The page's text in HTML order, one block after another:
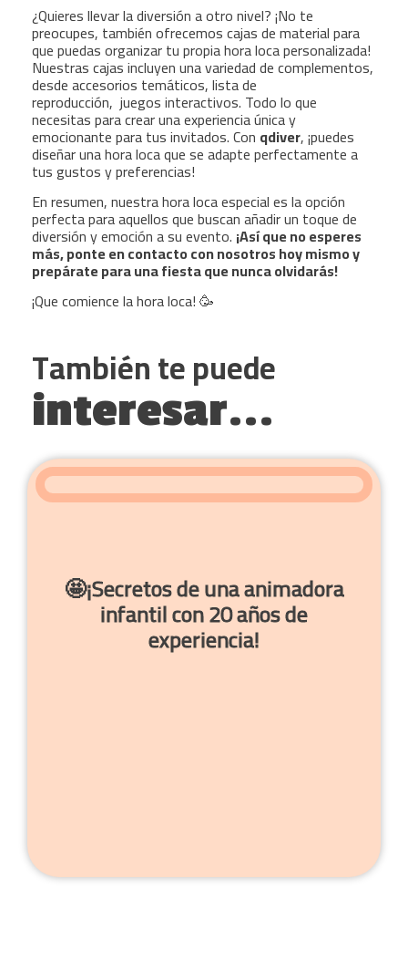
¿Quieres llevar la diversión a otro nivel? ¡No te
preocupes, también ofrecemos cajas de material para
que puedas organizar tu propia hora loca personalizada!
Nuestras cajas incluyen una variedad de complementos,
desde accesorios temáticos, lista de
reproducción, juegos interactivos. Todo lo que
necesitas para crear una experiencia única y
emocionante para tus invitados. Con qdiver, ¡puedes
diseñar una hora loca que se adapte perfectamente a
tus gustos y preferencias!
En resumen, nuestra hora loca especial es la opción
perfecta para aquellos que buscan añadir un toque de
diversión y emoción a su evento. ¡Así que no esperes
más, ponte en contacto con nosotros hoy mismo y
prepárate para una fiesta que nunca olvidarás!
¡Que comience la hora loca! 🥳
También te puede
interesar...
🤩¡Secretos de una animadora
infantil con 20 años de
experiencia!